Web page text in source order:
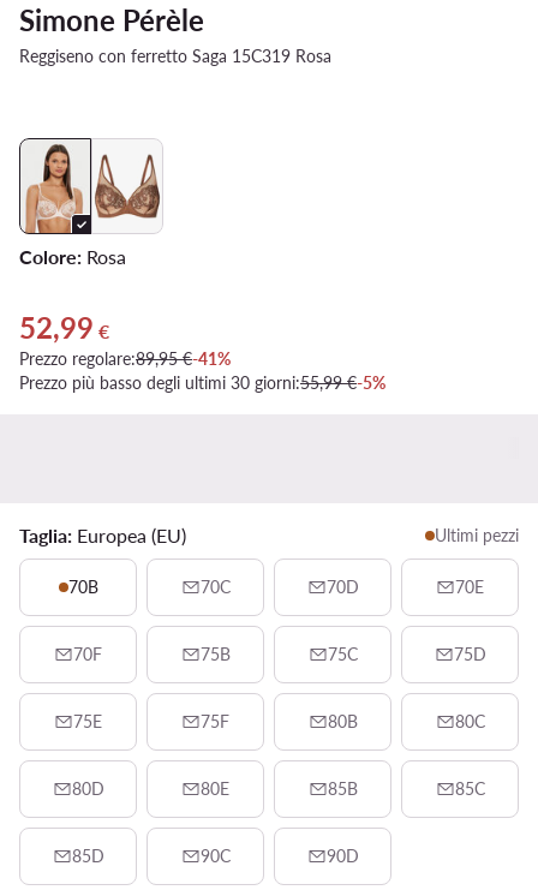
Simone Pérèle
Reggiseno con ferretto Saga 15C319 Rosa
Colore: Rosa
Prezzo attuale 52,99 €
52,99 €
Prezzo regolare:89,95 €-41%
Prezzo più basso degli ultimi 30 giorni:55,99 €-5%
Taglia: Europea (EU) Ultimi pezzi
70B 70C 70D 70E
70F 75B 75C 75D
75E 75F 80B 80C
80D 80E 85B 85C
85D 90C 90D